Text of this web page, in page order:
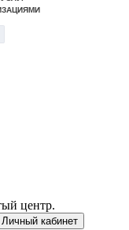
центр.
Личный кабинет